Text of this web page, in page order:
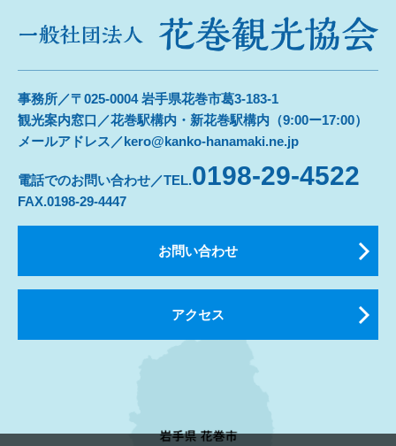
事務所／〒025-0004 岩手県花巻市葛3-183-1
観光案内窓口／花巻駅構内・新花巻駅構内（9:00ー17:00）
メールアドレス／kero@kanko-hanamaki.ne.jp
電話でのお問い合わせ／TEL.0198-29-4522
FAX.0198-29-4447
お問い合わせ
アクセス